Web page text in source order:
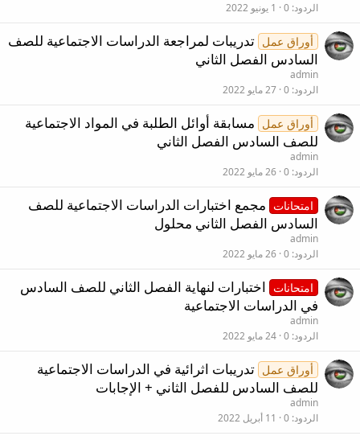
الردود 0 1 يونيو 2022
أوراق عمل تدريبات لمراجعة الدراسات الاجتماعية للصف
السادس الفصل الثاني
admin
الردود 0 27 مايو 2022
أوراق عمل مسابقة أوائل الطلبة في المواد الاجتماعية
للصف السادس الفصل الثاني
admin
الردود 0 26 مايو 2022
امتحانات مجمع اختبارات الدراسات الاجتماعية للصف
السادس الفصل الثاني محلول
admin
الردود 0 26 مايو 2022
امتحانات اختبارات لنهاية الفصل الثاني للصف السادس
في الدراسات الاجتماعية
admin
الردود 0 24 مايو 2022
أوراق عمل تدريبات اثرائية في الدراسات الاجتماعية
للصف السادس للفصل الثاني + الإجابات
admin
الردود 0 11 أبريل 2022